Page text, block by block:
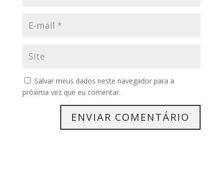
Salvar meus dados neste navegador para a
próxima vez que eu comentar.